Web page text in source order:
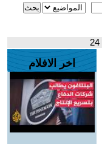
اخر الافلام